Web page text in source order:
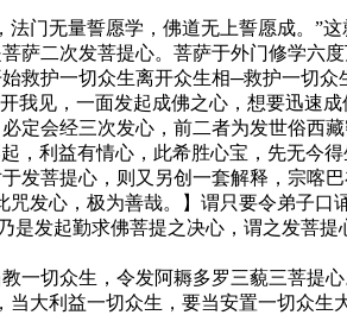
无量誓愿学，佛道无上誓愿成。”这
二次发菩提心。菩萨于外门修学六
救护一切众生离开众生相─救护一切
见，一面发起成佛之心，想要迅速
会经三次发心，前二者为发世俗西
，利益有情心，此希胜心宝，先无
菩提心，则又另创一套解释，宗喀
发心，极为善哉。】谓只要令弟子
发起勤求佛菩提之决心，谓之发菩
切众生，令发阿耨多罗三藐三菩提
大利益一切众生，要当安置一切众